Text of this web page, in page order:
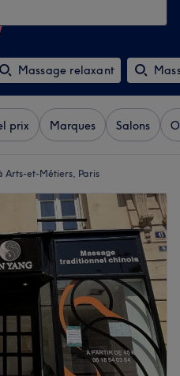
Massage relaxant
prix Marques Salons
Arts-et-Métiers, Paris